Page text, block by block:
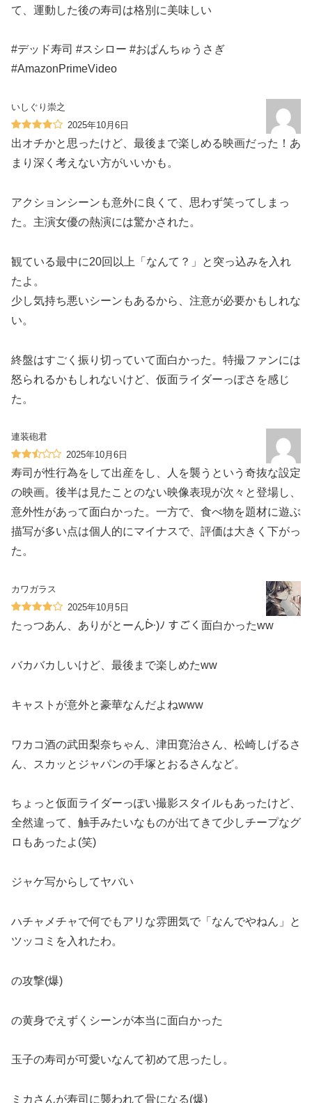
て、運動した後の寿司は格別に美味しい
#デッド寿司 #スシロー #おぱんちゅうさぎ
#AmazonPrimeVideo
いしぐり崇之
2025年10月6日
出オチかと思ったけど、最後まで楽しめる映画だった！あ
まり深く考えない方がいいかも。
アクションシーンも意外に良くて、思わず笑ってしまっ
た。主演女優の熱演には驚かされた。
観ている最中に20回以上「なんて？」と突っ込みを入れ
たよ。
少し気持ち悪いシーンもあるから、注意が必要かもしれな
い。
終盤はすごく振り切っていて面白かった。特撮ファンには
怒られるかもしれないけど、仮面ライダーっぽさを感じ
た。
連装砲君
2025年10月6日
寿司が性行為をして出産をし、人を襲うという奇抜な設定
の映画。後半は見たことのない映像表現が次々と登場し、
意外性があって面白かった。一方で、食べ物を題材に遊ぶ
描写が多い点は個人的にマイナスで、評価は大きく下がっ
た。
カワガラス
2025年10月5日
たっつあん、ありがとーんᐕ)ﾉ すごく面白かったww
バカバカしいけど、最後まで楽しめたww
キャストが意外と豪華なんだよねww‍w
ワカコ酒の武田梨奈ちゃん、津田寛治さん、松崎しげるさ
ん、スカッとジャパンの手塚とおるさんなど。
ちょっと仮面ライダーっぽい撮影スタイルもあったけど、
全然違って、触手みたいなものが出てきて少しチープなグ
ロもあったよ(笑)
ジャケ写からしてヤバい
ハチャメチャで何でもアリな雰囲気で「なんでやねん」と
ツッコミを入れたわ。
の攻撃(爆)
の黄身でえずくシーンが本当に面白かった
玉子の寿司が可愛いなんて初めて思ったし。
ミカさんが寿司に襲われて骨になる(爆)